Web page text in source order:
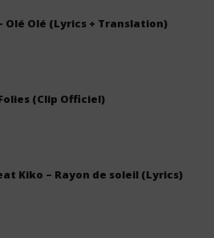
Olé Olé (Lyrics + Translation)
(Clip Officiel)
Kiko – Rayon de soleil (Lyrics)